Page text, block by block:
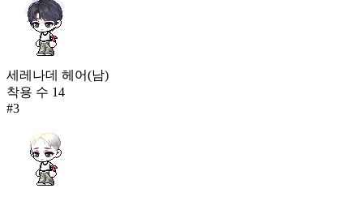
세레나데 헤어(남)
착용 수 14
#3